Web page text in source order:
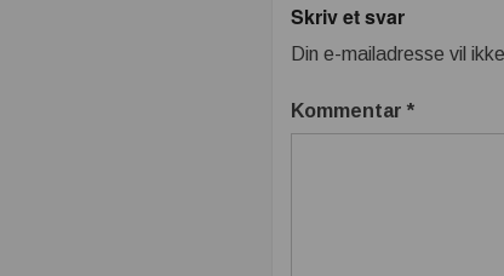
Skriv et svar
Din e-mailadresse vil
Kommentar*